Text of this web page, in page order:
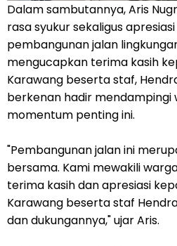
Dalam sambutannya, Aris
rasa syukur sekaligus
pembangunan jalan
mengucapkan terima kasih
Karawang beserta staf,
berkenan hadir mendampingi
momentum penting ini.
"Pembangunan jalan ini
bersama. Kami mewakili
terima kasih dan apresiasi
Karawang beserta staf
dan dukungannya," ujar Aris.